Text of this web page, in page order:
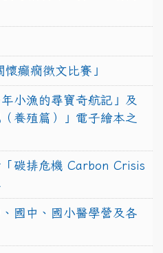
癲癇徵文比賽」
小漁的尋寶奇航記」及
養殖篇）」電子繪本之
碳排危機 Carbon Crisis
國中、國小醫學營及各